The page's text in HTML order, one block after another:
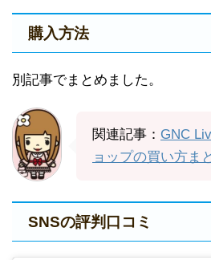
購入方法
別記事でまとめました。
関連記事： GNC
ョップの買い方ま
SNSの評判口コミ